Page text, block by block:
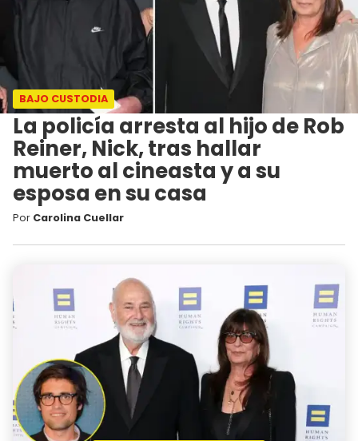
BAJO CUSTODIA
La policía arresta al hijo de Rob
Reiner, Nick, tras hallar
muerto al cineasta y a su
esposa en su casa
Por Carolina Cuellar